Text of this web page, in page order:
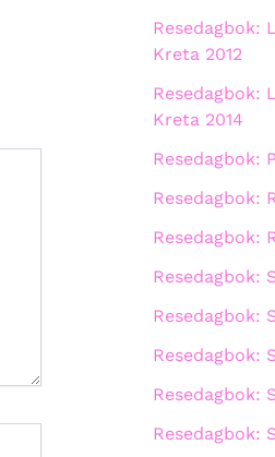
Resedagbok:
Kreta 2012
Resedagbok:
Kreta 2014
Resedagbok:
Resedagbok:
Resedagbok:
Resedagbok:
Resedagbok:
Resedagbok:
Resedagbok:
Resedagbok: